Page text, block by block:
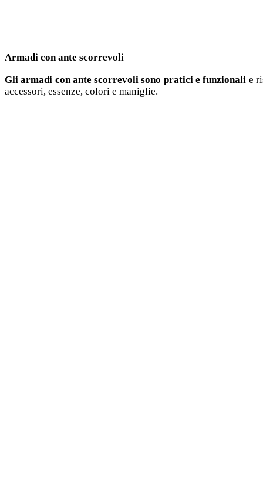
Armadi con ante scorrevoli
Gli armadi con ante scorrevoli sono pratici e funzionali e
accessori, essenze, colori e maniglie.